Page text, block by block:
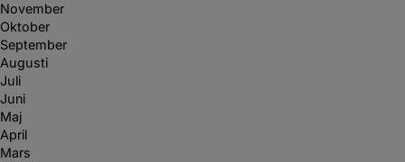
November
Oktober
September
Augusti
Juli
Juni
Maj
April
Mars